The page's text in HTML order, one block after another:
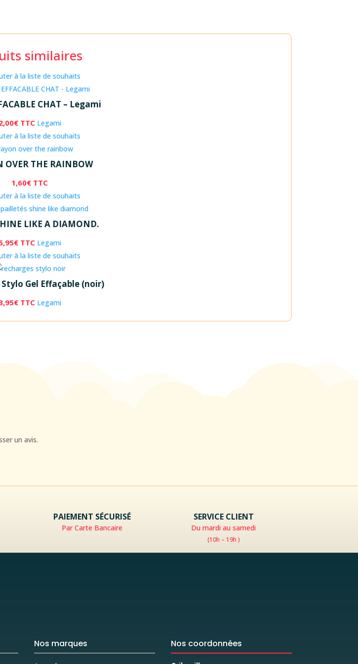
similaires
à la liste de souhaits
CHAT – Legami
€ TTC Legami
à la liste de souhaits
OVER THE RAINBOW
1,60€ TTC
à la liste de souhaits
LIKE A DIAMOND.
€ TTC Legami
à la liste de souhaits
Stylo Gel Effaçable (noir)
€ TTC Legami
un avis.
PAIEMENT SÉCURISÉ
Par Carte Bancaire
SERVICE CLIENT
Du mardi au samedi
(10h – 19h )
Nos marques Nos coordonnées